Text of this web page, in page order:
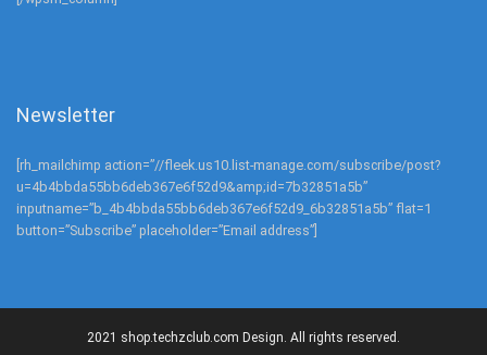
Newsletter
[rh_mailchimp action=”//fleek.us10.list-manage.com/subscribe/post?
u=4b4bbda55bb6deb367e6f52d9&amp;id=7b32851a5b”
inputname=”b_4b4bbda55bb6deb367e6f52d9_6b32851a5b” flat=1
button=”Subscribe” placeholder=”Email address”]
2021 shop.techzclub.com Design. All rights reserved.